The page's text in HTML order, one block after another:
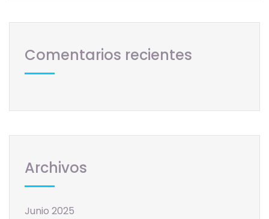
Comentarios recientes
Archivos
Junio 2025